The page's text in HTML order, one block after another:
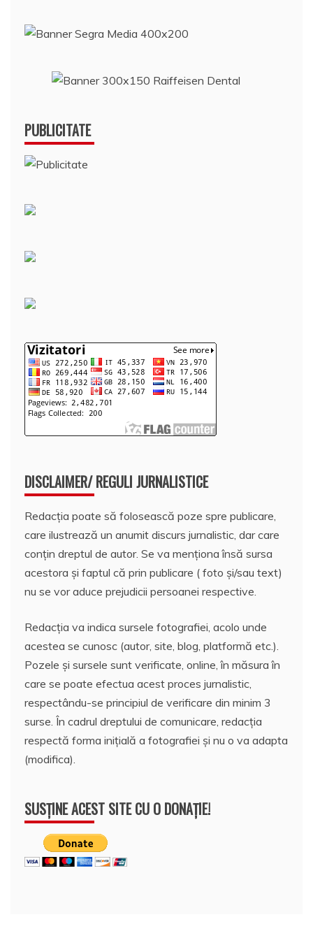
PUBLICITATE
DISCLAIMER/ REGULI JURNALISTICE
Redacția poate să folosească poze spre publicare,
care ilustrează un anumit discurs jurnalistic, dar care
conțin dreptul de autor. Se va menționa însă sursa
acestora și faptul că prin publicare ( foto și/sau text)
nu se vor aduce prejudicii persoanei respective.
Redacția va indica sursele fotografiei, acolo unde
acestea se cunosc (autor, site, blog, platformă etc.).
Pozele și sursele sunt verificate, online, în măsura în
care se poate efectua acest proces jurnalistic,
respectându-se principiul de verificare din minim 3
surse. În cadrul dreptului de comunicare, redacția
respectă forma inițială a fotografiei și nu o va adapta
(modifica).
SUSȚINE ACEST SITE CU O DONAȚIE!